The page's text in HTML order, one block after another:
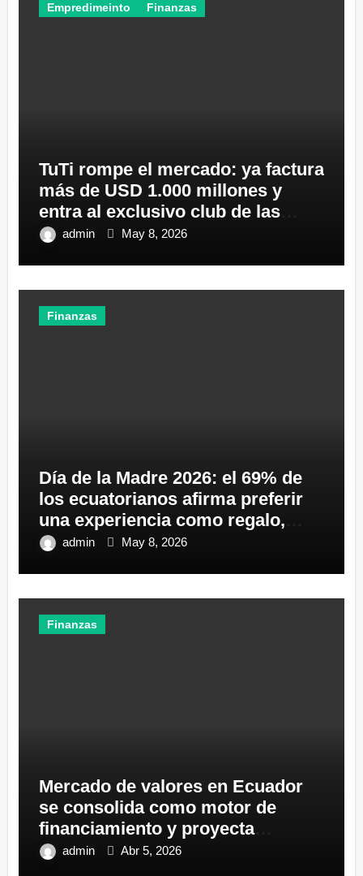
Empredimeinto Finanzas
TuTi rompe el mercado: ya factura
más de USD 1.000 millones y
entra al exclusivo club de las
gigantes del Ecuador
admin May 8, 2026
Finanzas
Día de la Madre 2026: el 69% de
los ecuatorianos afirma preferir
una experiencia como regalo,
antes que uno físico
admin May 8, 2026
Finanzas
Mercado de valores en Ecuador
se consolida como motor de
financiamiento y proyecta
crecimiento sostenido en 2026
admin Abr 5, 2026